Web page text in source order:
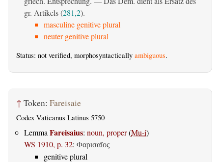
gr. Artikels (281,2).
masculine genitive plural
neuter genitive plural
Status: not verified, morphosyntactically ambiguous.
↑ Token: Fareisaie
Codex Vaticanus Latinus 5750
Lemma Fareisaius: noun, proper(Mu-i)
WS 1910, p. 32: Φαρισαῖος
genitive plural